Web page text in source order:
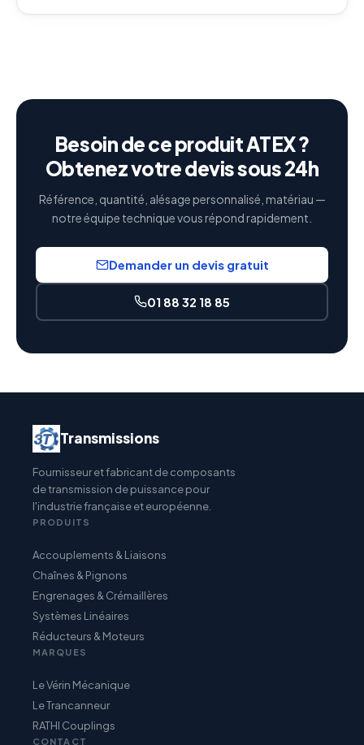
Besoin de ce produit ATEX ?
Obtenez votre devis sous 24h
Référence, quantité, alésage personnalisé, matériau —
notre équipe technique vous répond rapidement.
Demander un devis gratuit
01 88 32 18 85
Transmissions
Fournisseur et fabricant de composants
de transmission de puissance pour
l'industrie française et européenne.
PRODUITS
Accouplements & Liaisons
Chaînes & Pignons
Engrenages & Crémaillères
Systèmes Linéaires
Réducteurs & Moteurs
MARQUES
Le Vérin Mécanique
Le Trancanneur
RATHI Couplings
CONTACT